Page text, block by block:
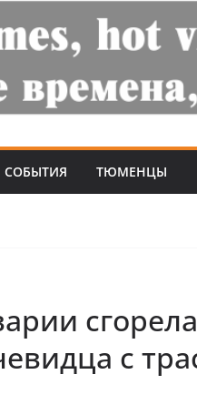
СОБЫТИЯ ТЮМЕНЦЫ
с